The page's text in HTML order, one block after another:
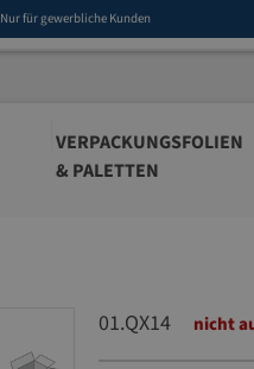
Nur für gewerbliche Kunden
VERPACKUNGSFOLIEN
& PALETTEN
01.QX14 nicht